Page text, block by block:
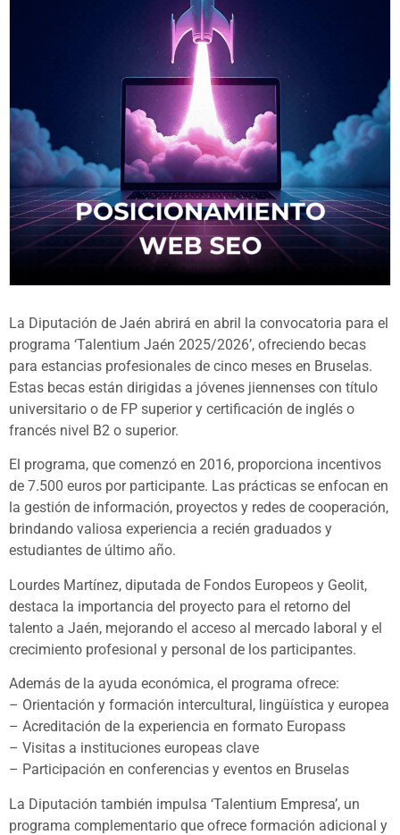
La Diputación de Jaén abrirá en abril la convocatoria para el
programa ‘Talentium Jaén 2025/2026’, ofreciendo becas
para estancias profesionales de cinco meses en Bruselas.
Estas becas están dirigidas a jóvenes jiennenses con título
universitario o de FP superior y certificación de inglés o
francés nivel B2 o superior.
El programa, que comenzó en 2016, proporciona incentivos
de 7.500 euros por participante. Las prácticas se enfocan en
la gestión de información, proyectos y redes de cooperación,
brindando valiosa experiencia a recién graduados y
estudiantes de último año.
Lourdes Martínez, diputada de Fondos Europeos y Geolit,
destaca la importancia del proyecto para el retorno del
talento a Jaén, mejorando el acceso al mercado laboral y el
crecimiento profesional y personal de los participantes.
Además de la ayuda económica, el programa ofrece:
– Orientación y formación intercultural, lingüística y europea
– Acreditación de la experiencia en formato Europass
– Visitas a instituciones europeas clave
– Participación en conferencias y eventos en Bruselas
La Diputación también impulsa ‘Talentium Empresa’, un
programa complementario que ofrece formación adicional y